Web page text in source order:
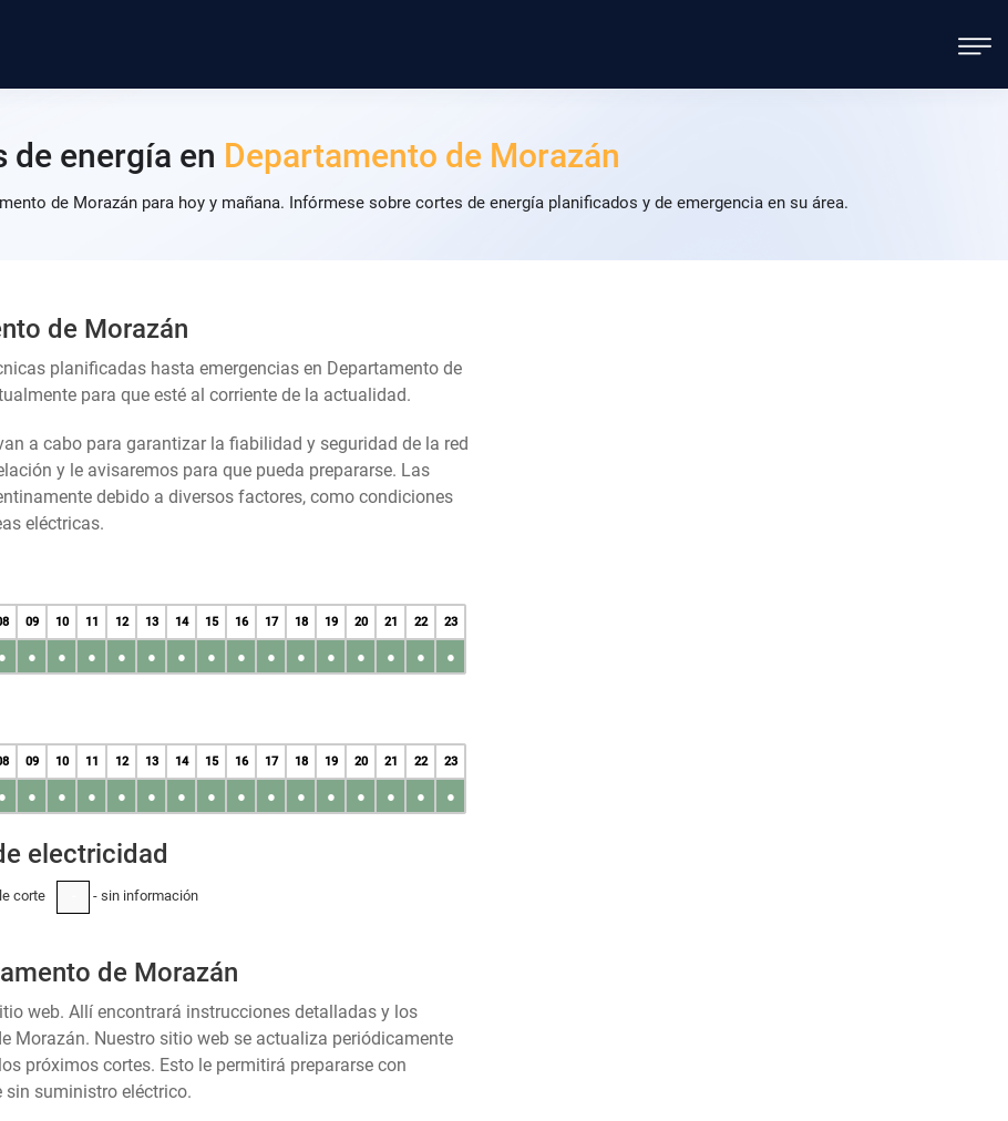
de energía en Departamento de Morazán
de Morazán para hoy y mañana. Infórmese sobre cortes de energía planificados y de emergencia en su área.
de Morazán
planificadas hasta emergencias en Departamento de
para que esté al corriente de la actualidad.
a cabo para garantizar la fiabilidad y seguridad de la red
y le avisaremos para que pueda prepararse. Las
debido a diversos factores, como condiciones
eléctricas.
09 10 11 12 13 14 15 16 17 18 19 20 21 22 23
● ● ● ● ● ● ● ● ● ● ● ● ● ● ● ●
09 10 11 12 13 14 15 16 17 18 19 20 21 22 23
● ● ● ● ● ● ● ● ● ● ● ● ● ● ● ●
electricidad
corte - sin información
de Morazán
web. Allí encontrará instrucciones detalladas y los
Morazán. Nuestro sitio web se actualiza periódicamente
próximos cortes. Esto le permitirá prepararse con
suministro eléctrico.